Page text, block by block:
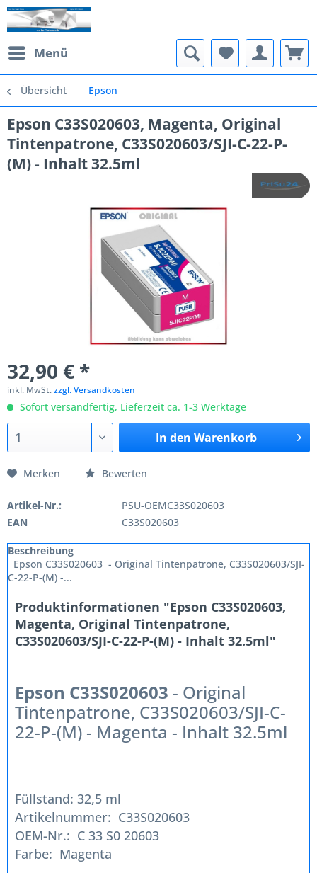
Menü
Übersicht Epson
Epson C33S020603, Magenta, Original
Tintenpatrone, C33S020603/SJI-C-22-P-
(M) - Inhalt 32.5ml
32,90 € *
inkl. MwSt.zzgl. Versandkosten
Sofort versandfertig, Lieferzeit ca. 1-3 Werktage
In den Warenkorb
Merken Bewerten
Artikel-Nr.:
PSU-OEMC33S020603
EAN
C33S020603
Beschreibung
Epson C33S020603 - Original Tintenpatrone, C33S020603/SJI-
C-22-P-(M) -...
Produktinformationen "Epson C33S020603,
Magenta, Original Tintenpatrone,
C33S020603/SJI-C-22-P-(M) - Inhalt 32.5ml"
Epson C33S020603 - Original
Tintenpatrone, C33S020603/SJI-C-
22-P-(M) - Magenta - Inhalt 32.5ml
Füllstand: 32,5 ml
Artikelnummer: C33S020603
OEM-Nr.: C 33 S0 20603
Farbe: Magenta